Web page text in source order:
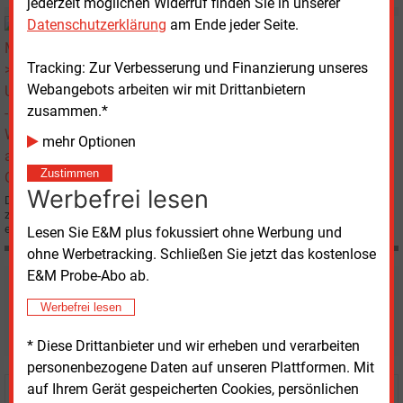
Datenschutzerklärung am Ende jeder Seite.
Tracking: Zur Verbesserung und Finanzierung unseres
Webangebots arbeiten wir mit Drittanbietern
zusammen.*
mehr Optionen
Zustimmen
Werbefrei lesen
Lesen Sie E&M plus fokussiert ohne Werbung und
ohne Werbetracking. Schließen Sie jetzt das kostenlose
E&M Probe-Abo ab.
Werbefrei lesen
* Diese Drittanbieter und wir erheben und verarbeiten
personenbezogene Daten auf unseren Plattformen. Mit
auf Ihrem Gerät gespeicherten Cookies, persönlichen
Donnerstag, 20.12.2007, 13:35
Offshore-Windenergie als neues Geschäftsfeld
Die Norddeutschen Seekabelwerke GmbH (NSW) mit Sitz in Nordenham, die
zur amerikanischen Corning Cable Systems-Gruppe gehören, haben den
ersten Auftrag für die Verkabelung eines Offshore-Windparks erhalten.
Möchten Sie diese und